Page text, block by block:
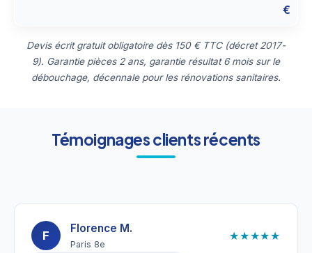
€
Devis écrit gratuit obligatoire dès 150 € TTC (décret 2017-
9). Garantie pièces 2 ans, garantie résultat 6 mois sur le
débouchage, décennale pour les rénovations sanitaires.
Témoignages clients récents
F
Florence M.
Paris 8e
★★★★★